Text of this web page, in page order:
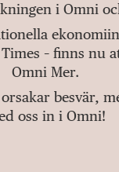
i Omni
– finns nu
Omni Mer.
besvär,
oss in i Omni!